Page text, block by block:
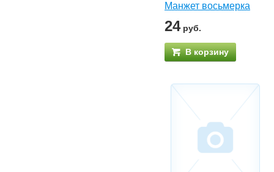
Манжет восьмерка
24 руб.
В корзину